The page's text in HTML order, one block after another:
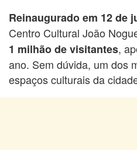
Reinaugurado em 12 de
Centro Cultural João
1 milhão de visitantes,
ano. Sem dúvida, um dos
espaços culturais da